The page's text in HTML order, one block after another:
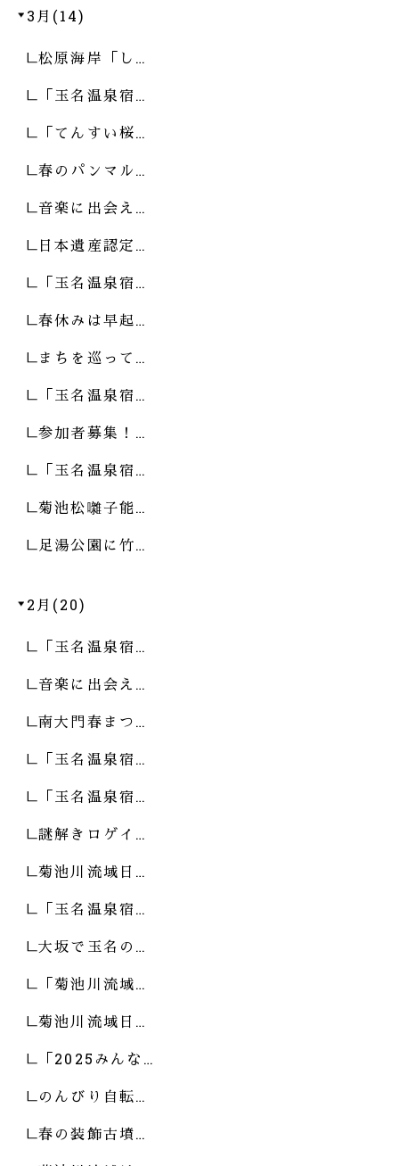
3月(14)
松原海岸「し…
「玉名温泉宿…
「てんすい桜…
春のパンマル…
音楽に出会え…
日本遺産認定…
「玉名温泉宿…
春休みは早起…
まちを巡って…
「玉名温泉宿…
参加者募集！…
「玉名温泉宿…
菊池松囃子能…
足湯公園に竹…
2月(20)
「玉名温泉宿…
音楽に出会え…
南大門春まつ…
「玉名温泉宿…
「玉名温泉宿…
謎解きロゲイ…
菊池川流域日…
「玉名温泉宿…
大坂で玉名の…
「菊池川流域…
菊池川流域日…
「2025みんな…
のんびり自転…
春の装飾古墳…